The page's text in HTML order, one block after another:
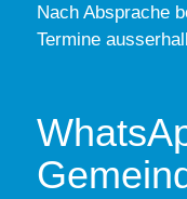
Nach Absprache
Termine